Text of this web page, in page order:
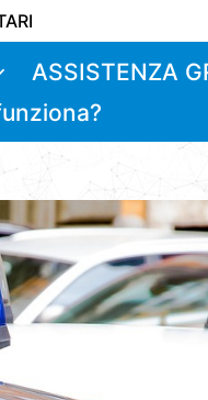
ASSISTENZA